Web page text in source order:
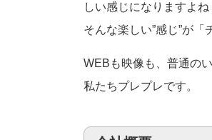
しい感じになりますよ
そんな楽しい”感じ”が「
WEBも映像も、普通の
私たちプレプレです。